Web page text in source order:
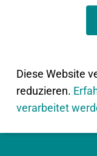
Diese Website
reduzieren.
verarbeitet